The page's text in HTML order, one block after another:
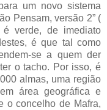
um novo sistema
Pensam, versão 2” (
verde, de imediato
é que tal como
se a quem der
o tacho. Por isso, é
almas, uma região
área geográfica e
o concelho de Mafra,